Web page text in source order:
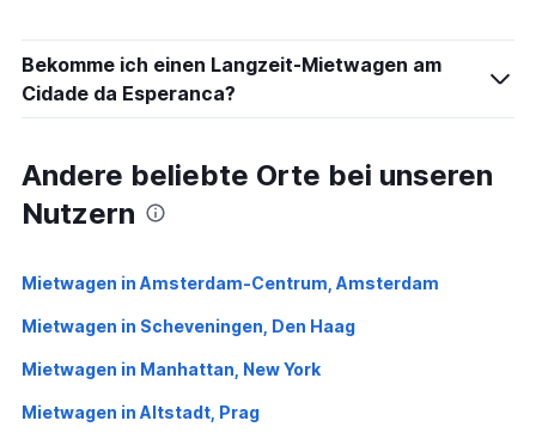
Bekomme ich einen Langzeit-Mietwagen am
Cidade da Esperanca?
Andere beliebte Orte bei unseren
Nutzern
Mietwagen in Amsterdam-Centrum, Amsterdam
Mietwagen in Scheveningen, Den Haag
Mietwagen in Manhattan, New York
Mietwagen in Altstadt, Prag